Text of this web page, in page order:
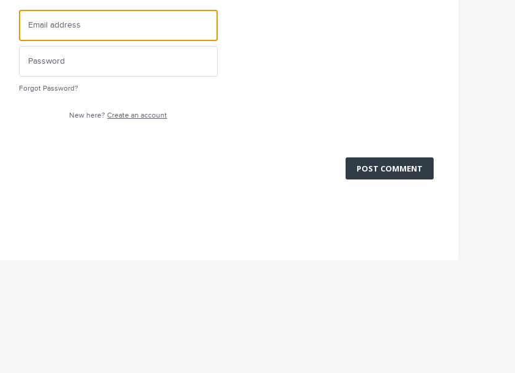
Forgot Password?
New here?Create an account
POST COMMENT